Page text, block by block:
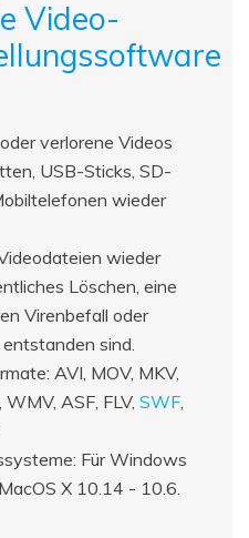
Video-
verlorene Videos
USB-Sticks, SD-
wieder
wieder
Löschen, eine
Virenbefall oder
sind.
AVI, MOV, MKV,
, WMV, ASF, FLV, SWF
Für Windows
X 10.14 - 10.6.